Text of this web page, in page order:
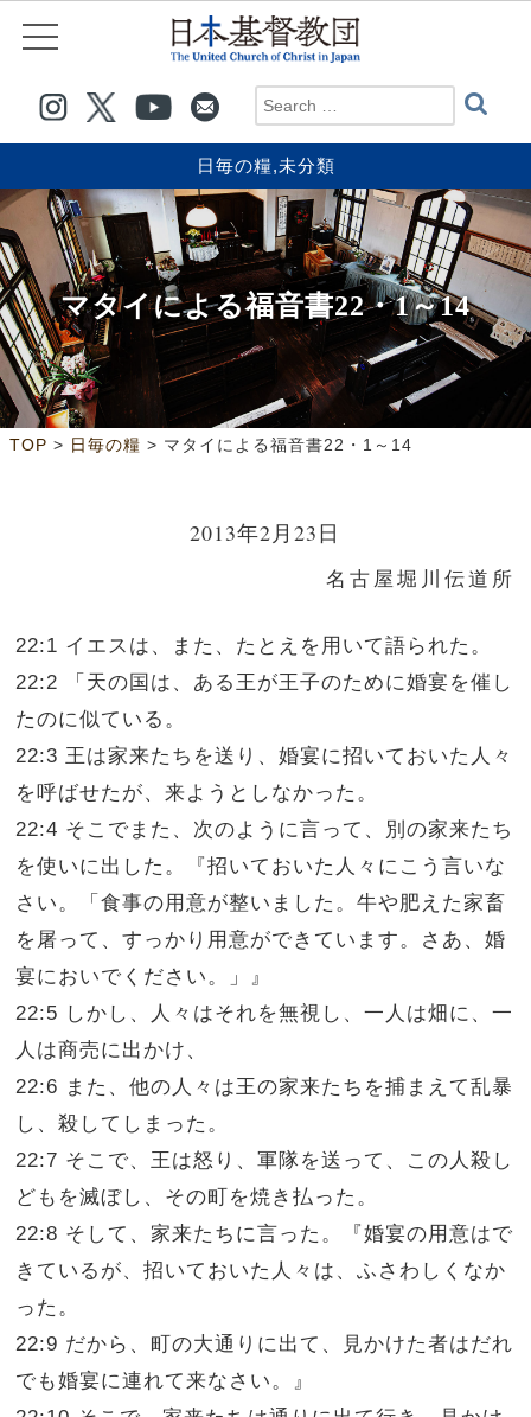
日毎の糧,未分類
マタイによる福音書22・1～14
TOP > 日毎の糧 > マタイによる福音書22・1～14
2013年2月23日
名古屋堀川伝道所
22:1 イエスは、また、たとえを用いて語られた。
22:2 「天の国は、ある王が王子のために婚宴を催し
たのに似ている。
22:3 王は家来たちを送り、婚宴に招いておいた人々
を呼ばせたが、来ようとしなかった。
22:4 そこでまた、次のように言って、別の家来たち
を使いに出した。『招いておいた人々にこう言いな
さい。「食事の用意が整いました。牛や肥えた家畜
を屠って、すっかり用意ができています。さあ、婚
宴においでください。」』
22:5 しかし、人々はそれを無視し、一人は畑に、一
人は商売に出かけ、
22:6 また、他の人々は王の家来たちを捕まえて乱暴
し、殺してしまった。
22:7 そこで、王は怒り、軍隊を送って、この人殺し
どもを滅ぼし、その町を焼き払った。
22:8 そして、家来たちに言った。『婚宴の用意はで
きているが、招いておいた人々は、ふさわしくなか
った。
22:9 だから、町の大通りに出て、見かけた者はだれ
でも婚宴に連れて来なさい。』